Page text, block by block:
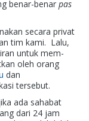
benar-benarpas
secara privat
tim kami. Lalu,
untuk mem-
oleh orang
dan
tersebut.
ada sahabat
dari 24 jam